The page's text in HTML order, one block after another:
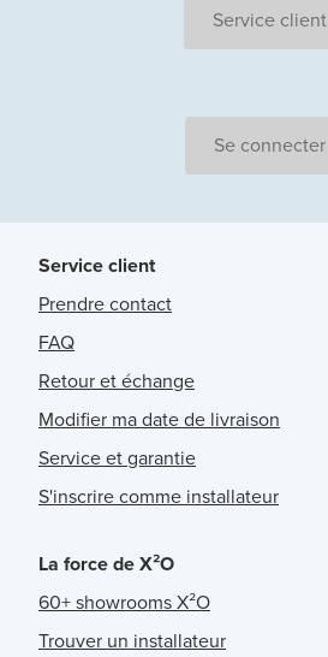
Service client
Se connecter
Service client
Prendre contact
FAQ
Retour et échange
Modifier ma date de livraison
Service et garantie
S'inscrire comme installateur
La force de X²O
60+ showrooms X²O
Trouver un installateur